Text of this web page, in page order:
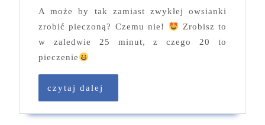
pieczona
owsianka
z
A może by tak zamiast zwykłej owsianki
zrobić pieczoną? Czemu nie!
Zrobisz to
w zaledwie 25 minut, z czego 20 to
pieczenie
czytaj dalej
dalej